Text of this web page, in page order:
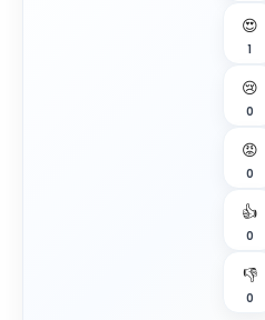
😍
1
😢
0
😡
0
👍
0
👎
0